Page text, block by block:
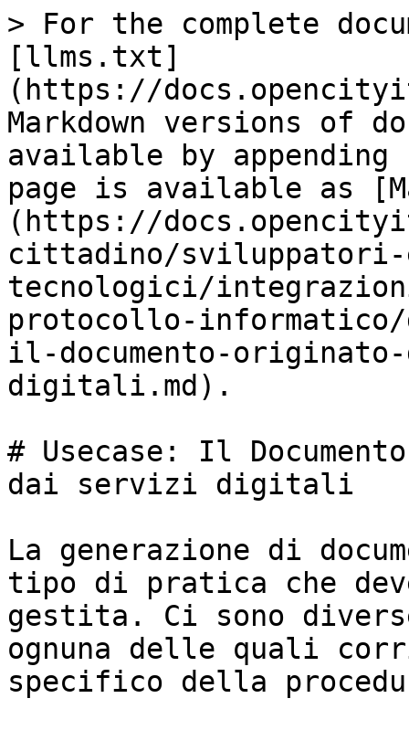
> For the complete
[llms.txt]
(https://
Markdown versions of
available by
page is available as
(https://
cittadino/sviluppatori-
tecnologici/
protocollo-informatico/
il-documento-
digitali.md).
# Usecase: Il
dai servizi digitali
La generazione di
tipo di pratica che
gestita. Ci sono
ognuna delle quali
specifico della